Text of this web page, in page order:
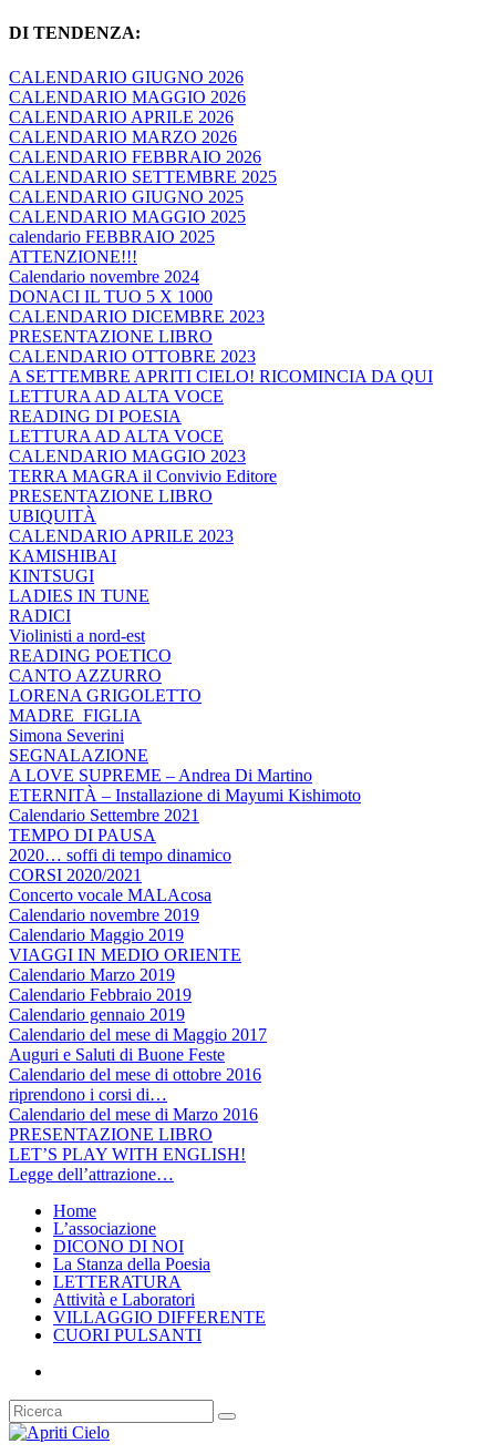
DI TENDENZA:
CALENDARIO GIUGNO 2026
CALENDARIO MAGGIO 2026
CALENDARIO APRILE 2026
CALENDARIO MARZO 2026
CALENDARIO FEBBRAIO 2026
CALENDARIO SETTEMBRE 2025
CALENDARIO GIUGNO 2025
CALENDARIO MAGGIO 2025
calendario FEBBRAIO 2025
ATTENZIONE!!!
Calendario novembre 2024
DONACI IL TUO 5 X 1000
CALENDARIO DICEMBRE 2023
PRESENTAZIONE LIBRO
CALENDARIO OTTOBRE 2023
A SETTEMBRE APRITI CIELO! RICOMINCIA DA QUI
LETTURA AD ALTA VOCE
READING DI POESIA
LETTURA AD ALTA VOCE
CALENDARIO MAGGIO 2023
TERRA MAGRA il Convivio Editore
PRESENTAZIONE LIBRO
UBIQUITÀ
CALENDARIO APRILE 2023
KAMISHIBAI
KINTSUGI
LADIES IN TUNE
RADICI
Violinisti a nord-est
READING POETICO
CANTO AZZURRO
LORENA GRIGOLETTO
MADRE_FIGLIA
Simona Severini
SEGNALAZIONE
A LOVE SUPREME – Andrea Di Martino
ETERNITÀ – Installazione di Mayumi Kishimoto
Calendario Settembre 2021
TEMPO DI PAUSA
2020… soffi di tempo dinamico
CORSI 2020/2021
Concerto vocale MALAcosa
Calendario novembre 2019
Calendario Maggio 2019
VIAGGI IN MEDIO ORIENTE
Calendario Marzo 2019
Calendario Febbraio 2019
Calendario gennaio 2019
Calendario del mese di Maggio 2017
Auguri e Saluti di Buone Feste
Calendario del mese di ottobre 2016
riprendono i corsi di…
Calendario del mese di Marzo 2016
PRESENTAZIONE LIBRO
LET’S PLAY WITH ENGLISH!
Legge dell’attrazione…
Home
L’associazione
DICONO DI NOI
La Stanza della Poesia
LETTERATURA
Attività e Laboratori
VILLAGGIO DIFFERENTE
CUORI PULSANTI